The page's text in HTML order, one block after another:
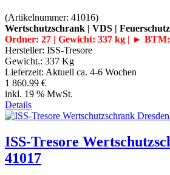
(Artikelnummer: 41016)
Wertschutzschrank | VDS | Feuerschutz
Ordner: 27 | Gewicht: 337 kg | ►
Hersteller: ISS-Tresore
Gewicht.: 337 Kg
Lieferzeit: Aktuell ca. 4-6 Wochen
1 860.99 €
inkl. 19 % MwSt.
Details
ISS-Tresore
41017